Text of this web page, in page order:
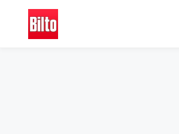
contenu